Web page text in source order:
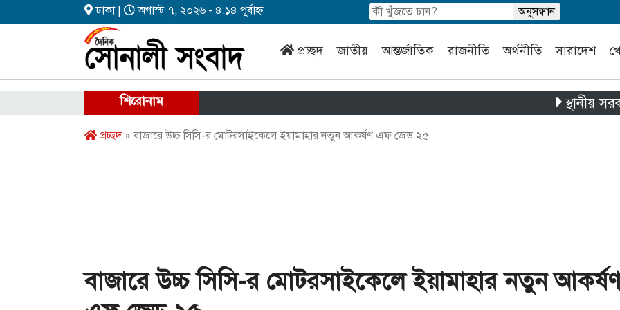
ঢাকা | অগাস্ট ৭, ২০২৬ - ৪:১৪ পূর্বাহ্ন
প্রচ্ছদ জাতীয় আন্তর্জাতিক রাজনীতি অর্থনীতি সারাদেশ
শিরোনাম স্থানীয় সরকার
প্রচ্ছদ» বাজারে উচ্চ সিসি-র মোটরসাইকেলে ইয়ামাহার নতুন আকর্ষণ এফ জেড ২৫
বাজারে উচ্চ সিসি-র মোটরসাইকেলে ইয়ামাহার নতুন আকর্ষণ